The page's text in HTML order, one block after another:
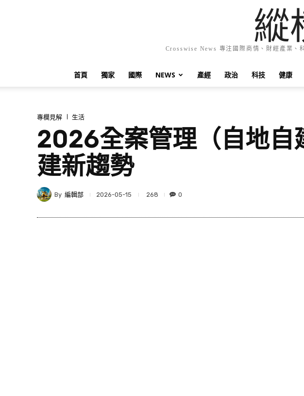
縱
Crosswise News 專注國際商情、財經產業、
首頁 獨家 國際 NEWS 產經 政治 科技 健康
專欄見解 生活
2026全案管理（自地自
建新趨勢
By 編輯部 2026-05-15 268 0